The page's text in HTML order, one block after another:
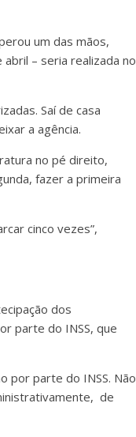
um das mãos,
– seria realizada no
Saí de casa
a agência.
no pé direito,
fazer a primeira
cinco vezes”,
dos
parte do INSS, que
por parte do INSS. Não
de